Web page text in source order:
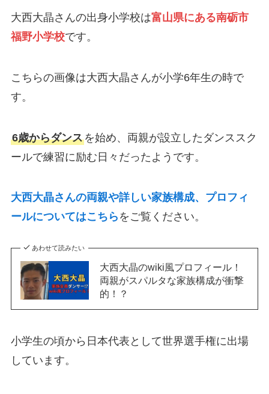
大西大晶さんの出身小学校は富山県にある南砺市
福野小学校です。
こちらの画像は大西大晶さんが小学6年生の時で
す。
6歳からダンスを始め、両親が設立したダンススク
ールで練習に励む日々だったようです。
大西大晶さんの両親や詳しい家族構成、プロフィ
ールについてはこちら をご覧ください。
あわせて読みたい
大西大晶のwiki風プロフィール！
両親がスパルタな家族構成が衝撃
的！？
小学生の頃から日本代表として世界選手権に出場
しています。